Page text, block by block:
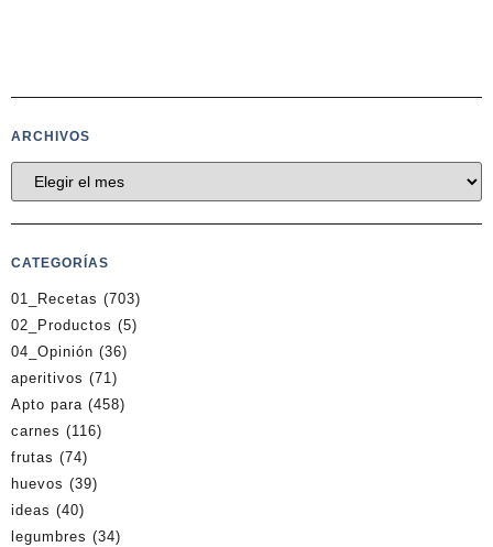
ARCHIVOS
CATEGORÍAS
01_Recetas (703)
02_Productos (5)
04_Opinión (36)
aperitivos (71)
Apto para (458)
carnes (116)
frutas (74)
huevos (39)
ideas (40)
legumbres (34)